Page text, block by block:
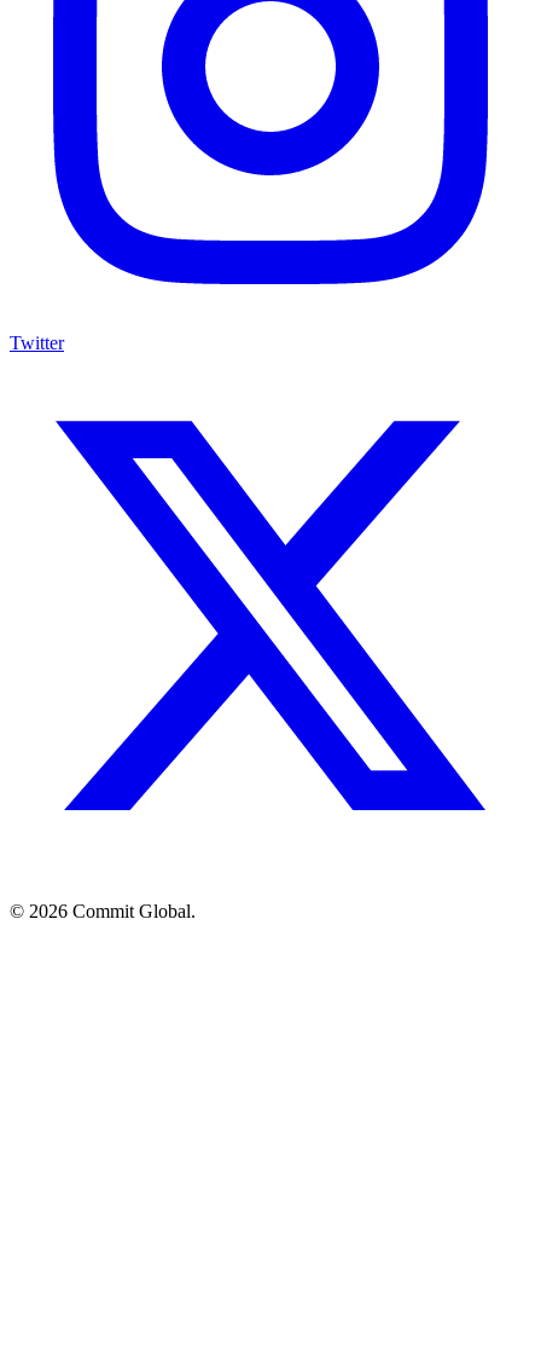
Twitter
© 2026 Commit Global.